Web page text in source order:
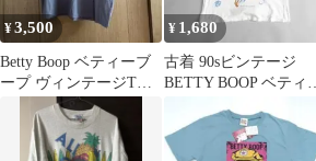
¥3,500
Betty Boop ベティーブ
ープ ヴィンテージTシ
ャツ グレー
¥ 1,680
古着 90sビンテージ
BETTY BOOP ベティち